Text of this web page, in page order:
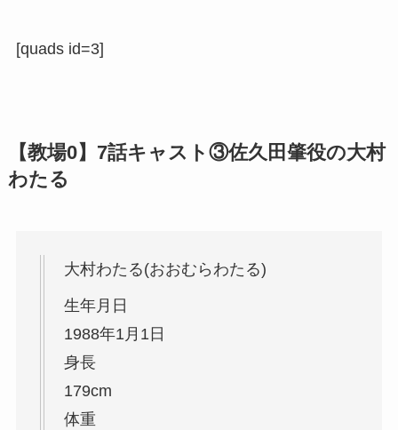
[quads id=3]
【教場0】7話キャスト③佐久田肇役の大村
わたる
大村わたる(おおむらわたる)
生年月日
1988年1月1日
身長
179cm
体重